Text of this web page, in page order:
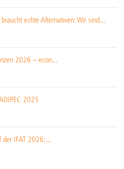
echte Alternativen: Wir sind...
2026 – econ...
2025
der IFAT 2026:...